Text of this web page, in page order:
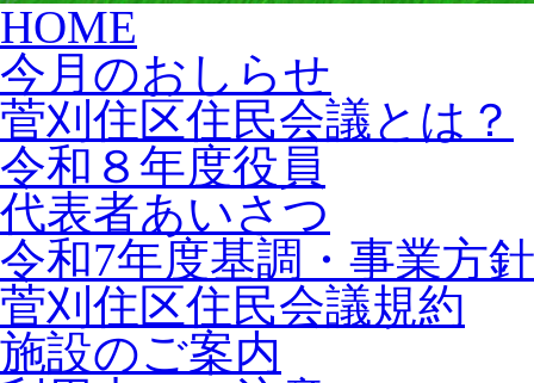
Skip
to
content
HOME
今月のおしらせ
菅刈住区住民会議とは？
令和８年度役員
代表者あいさつ
令和7年度基調・事業方針
菅刈住区住民会議規約
施設のご案内